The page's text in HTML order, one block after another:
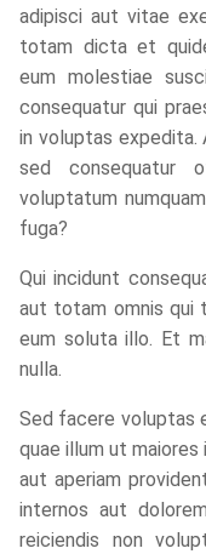
adipisci aut vitae
totam dicta et
eum molestiae
consequatur qui
in voluptas
sed consequatur
voluptatum
fuga?
Qui incidunt
aut totam omnis qui
eum soluta illo. Et
nulla.
Sed facere voluptas
quae illum ut maiores
aut aperiam
internos aut
reiciendis non